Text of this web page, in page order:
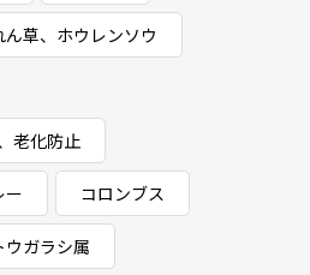
ん草、ホウレンソウ
老化防止
ー コロンブス
ウガラシ属